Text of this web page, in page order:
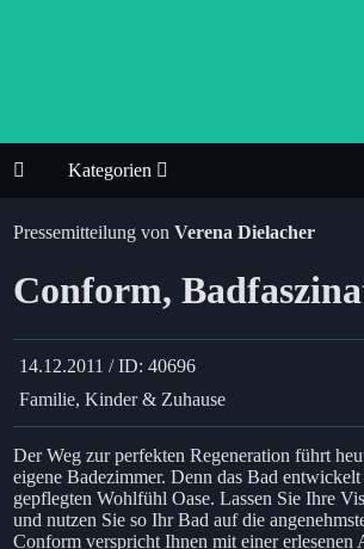
Kategorien
Pressemitteilung von Verena Dielacher
Conform,
14.12.2011 / ID: 40696
Familie, Kinder & Zuhause
Der Weg zur perfekten Regeneration führt
eigene Badezimmer. Denn das Bad
gepflegten Wohlfühl Oase. Lassen Sie Ihre
und nutzen Sie so Ihr Bad auf die
Conform verspricht Ihnen mit einer